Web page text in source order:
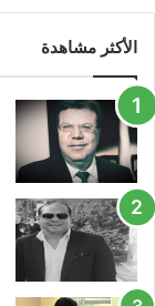
الأكثر مشاهدة